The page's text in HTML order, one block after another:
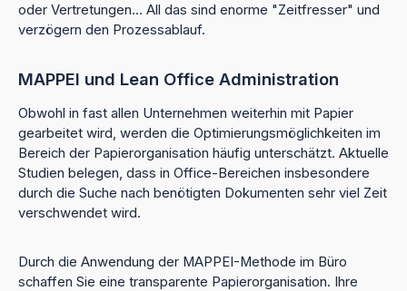
oder Vertretungen... All das sind enorme "Zeitfresser" und
verzögern den Prozessablauf.
MAPPEI und Lean Office Administration
Obwohl in fast allen Unternehmen weiterhin mit Papier
gearbeitet wird, werden die Optimierungsmöglichkeiten im
Bereich der Papierorganisation häufig unterschätzt. Aktuelle
Studien belegen, dass in Office-Bereichen insbesondere
durch die Suche nach benötigten Dokumenten sehr viel Zeit
verschwendet wird.
Durch die Anwendung der MAPPEI-Methode im Büro
schaffen Sie eine transparente Papierorganisation. Ihre